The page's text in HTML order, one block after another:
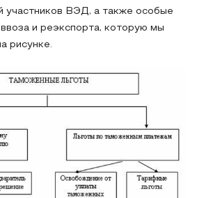
участников ВЭД, а также особые
и реэкспорта, которую мы
рисунке.